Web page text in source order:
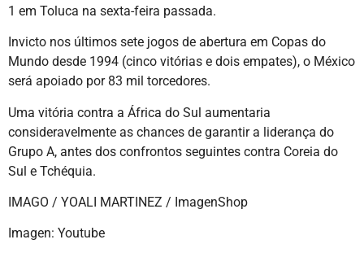
1 em Toluca na sexta-feira passada.
Invicto nos últimos sete jogos de abertura em Copas do
Mundo desde 1994 (cinco vitórias e dois empates), o México
será apoiado por 83 mil torcedores.
Uma vitória contra a África do Sul aumentaria
consideravelmente as chances de garantir a liderança do
Grupo A, antes dos confrontos seguintes contra Coreia do
Sul e Tchéquia.
IMAGO / YOALI MARTINEZ / ImagenShop
Imagen: Youtube